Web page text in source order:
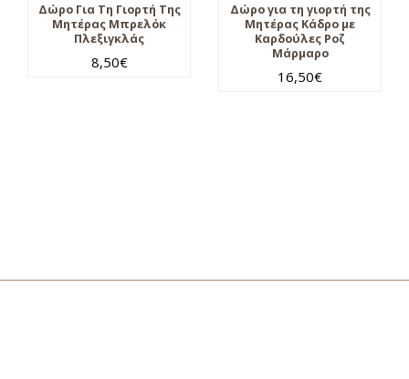
Δώρο Για Τη Γιορτή Της
Μητέρας Μπρελόκ
Πλεξιγκλάς
8,50€
Δώρο για τη γιορτή της
Μητέρας Κάδρο με
Καρδούλες Ροζ
Μάρμαρο
16,50€